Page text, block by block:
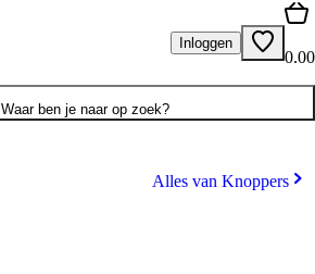
Inloggen
0.00
Waar ben je naar op zoek?
Alles van Knoppers